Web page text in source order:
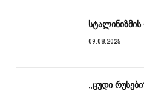
სტალინიზმის
09.08.2025
„ცუდი